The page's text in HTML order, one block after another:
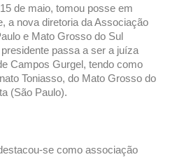
de maio, tomou posse em
a nova diretoria da Associação
e Mato Grosso do Sul
passa a ser a juíza
Campos Gurgel, tendo como
Toniasso, do Mato Grosso do
(São Paulo).
se como associação